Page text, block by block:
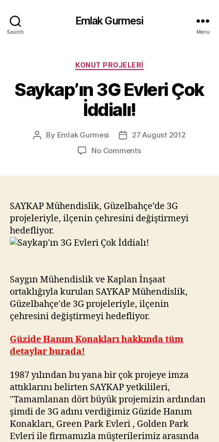
Search
Emlak Gurmesi
Menu
Categories
KONUT PROJELERI
Saykap’ın 3G Evleri Çok
İddialı!
Post
By Emlak Gurmesi
Post27 August 2012
No Commentson
İddialı!
SAYKAP Mühendislik, Güzelbahçe’de 3G
projeleriyle, ilçenin çehresini değiştirmeyi
hedefliyor.
Saygın Mühendislik ve Kaplan İnşaat
ortaklığıyla kurulan SAYKAP Mühendislik,
Güzelbahçe'de 3G projeleriyle, ilçenin
çehresini değiştirmeyi hedefliyor.
Güzide Hanım Konakları hakkında tüm
detaylar burada!
1987 yılından bu yana bir çok projeye imza
attıklarını belirten SAYKAP yetkilileri,
''Tamamlanan dört büyük projemizin ardından
şimdi de 3G adını verdiğimiz Güzide Hanım
Konakları, Green Park Evleri , Golden Park
Evleri ile firmamızla müşterilerimiz arasında